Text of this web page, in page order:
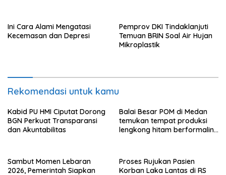
Ini Cara Alami Mengatasi
Kecemasan dan Depresi
Pemprov DKI Tindaklanjuti
Temuan BRIN Soal Air Hujan
Mikroplastik
Rekomendasi untuk kamu
Kabid PU HMI Ciputat Dorong
BGN Perkuat Transparansi
dan Akuntabilitas
Balai Besar POM di Medan
temukan tempat produksi
lengkong hitam berformalin
Sambut Momen Lebaran
2026, Pemerintah Siapkan
Proses Rujukan Pasien
Korban Laka Lantas di RS